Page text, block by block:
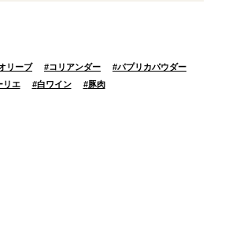
リーブ #コリアンダー #パプリカパウダー
リエ #白ワイン #豚肉